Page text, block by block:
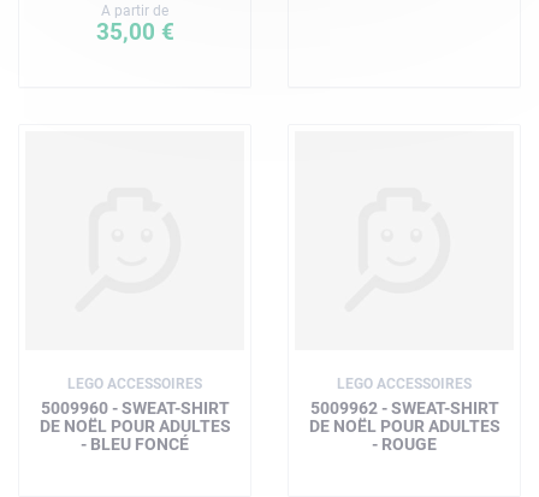
A partir de
35,00 €
LEGO ACCESSOIRES
5009960 - SWEAT-SHIRT
DE NOËL POUR ADULTES
- BLEU FONCÉ
LEGO ACCESSOIRES
5009962 - SWEAT-SHIRT
DE NOËL POUR ADULTES
- ROUGE